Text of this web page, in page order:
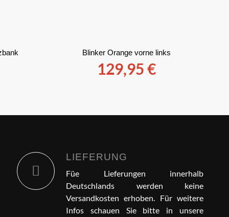
Blinker Orange vorne links
129,95€
LIEFERUNG
Füe Lieferungen innerhalb
Deutschlands werden keine
Versandkosten erhoben. Für weitere
Infos schauen Sie bitte in unsere